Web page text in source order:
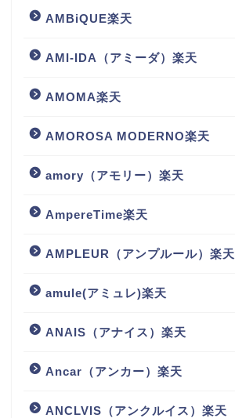
AMBiQUE楽天
AMI-IDA（アミーダ）楽天
AMOMA楽天
AMOROSA MODERNO楽天
amory（アモリー）楽天
AmpereTime楽天
AMPLEUR（アンプルール）楽天
amule(アミュレ)楽天
ANAIS（アナイス）楽天
Ancar（アンカー）楽天
ANCLVIS（アンクルイス）楽天